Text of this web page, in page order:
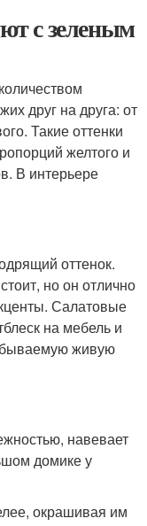
с зеленым
друг на друга: от
Такие оттенки
желтого и
В интерьере
оттенок.
но он отлично
Салатовые
на мебель и
живую
навевает
домике у
окрашивая им